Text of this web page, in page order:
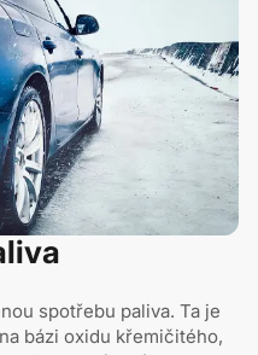
spotřebu paliva. Ta je
bázi oxidu křemičitého,